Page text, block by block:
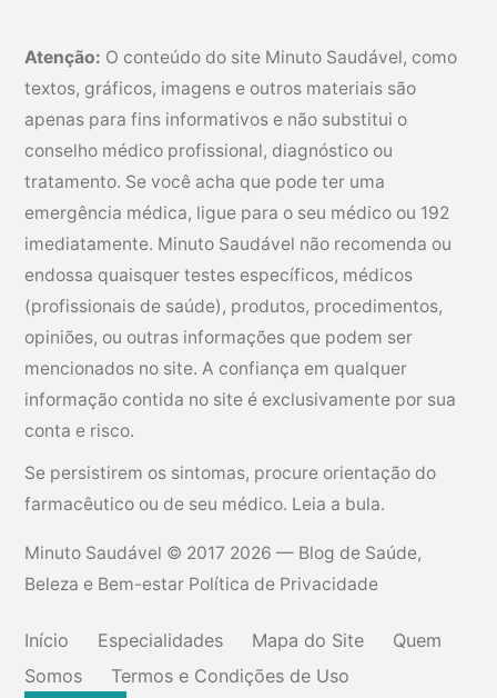
Atenção: O conteúdo do site Minuto Saudável, como
textos, gráficos, imagens e outros materiais são
apenas para fins informativos e não substitui o
conselho médico profissional, diagnóstico ou
tratamento. Se você acha que pode ter uma
emergência médica, ligue para o seu médico ou 192
imediatamente. Minuto Saudável não recomenda ou
endossa quaisquer testes específicos, médicos
(profissionais de saúde), produtos, procedimentos,
opiniões, ou outras informações que podem ser
mencionados no site. A confiança em qualquer
informação contida no site é exclusivamente por sua
conta e risco.
Se persistirem os sintomas, procure orientação do
farmacêutico ou de seu médico. Leia a bula.
Minuto Saudável © 2017 2026 — Blog de Saúde,
Beleza e Bem-estar Política de Privacidade
Início Especialidades Mapa do Site
Quem
Somos
Termos e Condições de Uso